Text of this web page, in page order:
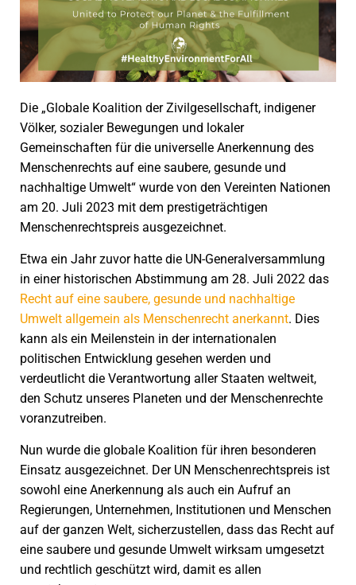
Die „Globale Koalition der Zivilgesellschaft, indigener
Völker, sozialer Bewegungen und lokaler
Gemeinschaften für die universelle Anerkennung des
Menschenrechts auf eine saubere, gesunde und
nachhaltige Umwelt“ wurde von den Vereinten Nationen
am 20. Juli 2023 mit dem prestigeträchtigen
Menschenrechtspreis ausgezeichnet.
Etwa ein Jahr zuvor hatte die UN-Generalversammlung
in einer historischen Abstimmung am 28. Juli 2022 das
Recht auf eine saubere, gesunde und nachhaltige
Umwelt allgemein als Menschenrecht anerkannt. Dies
kann als ein Meilenstein in der internationalen
politischen Entwicklung gesehen werden und
verdeutlicht die Verantwortung aller Staaten weltweit,
den Schutz unseres Planeten und der Menschenrechte
voranzutreiben.
Nun wurde die globale Koalition für ihren besonderen
Einsatz ausgezeichnet. Der UN Menschenrechtspreis ist
sowohl eine Anerkennung als auch ein Aufruf an
Regierungen, Unternehmen, Institutionen und Menschen
auf der ganzen Welt, sicherzustellen, dass das Recht auf
eine saubere und gesunde Umwelt wirksam umgesetzt
und rechtlich geschützt wird, damit es allen